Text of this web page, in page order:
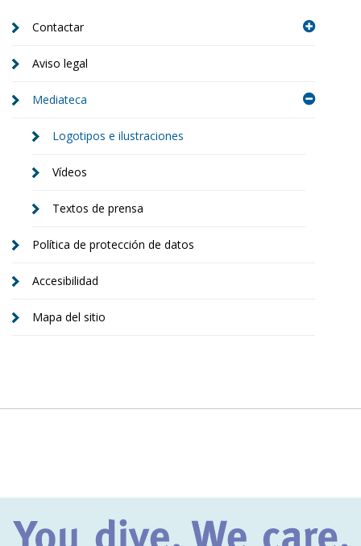
Contactar
Aviso legal
Mediateca
Logotipos e ilustraciones
Vídeos
Textos de prensa
Política de protección de datos
Accesibilidad
Mapa del sitio